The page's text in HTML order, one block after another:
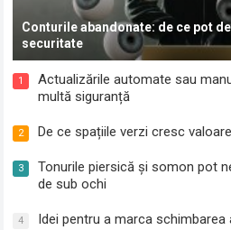
Conturile abandonate: de ce pot
securitate
1
Actualizările automate sau
multă siguranță
2 De ce spațiile verzi cresc
3
Tonurile piersică și somon pot
de sub ochi
4
Idei pentru a marca